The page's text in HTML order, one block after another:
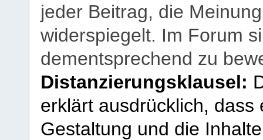
jeder Beitrag, die
widerspiegelt. Im Forum
dementsprechend zu
Distanzierungsklausel:
erklärt ausdrücklich,
Gestaltung und die